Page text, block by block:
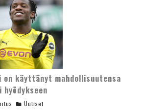
on käyttänyt mahdollisuutensa
Uutiset